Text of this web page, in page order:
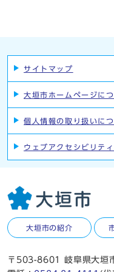
サイトマップ
大垣市ホームページに
個人情報の取り扱いに
ウェブアクセシビリテ
大垣市の紹介
〒503-8601 岐阜県大垣